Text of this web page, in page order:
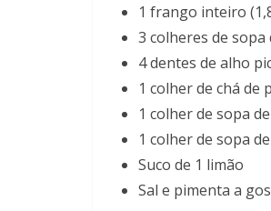
1 frango inteiro
3 colheres de sopa
4 dentes de alho
1 colher de chá de
1 colher de sopa
1 colher de sopa
Suco de 1 limão
Sal e pimenta a